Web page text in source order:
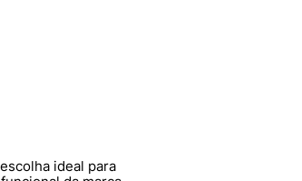
ideal para